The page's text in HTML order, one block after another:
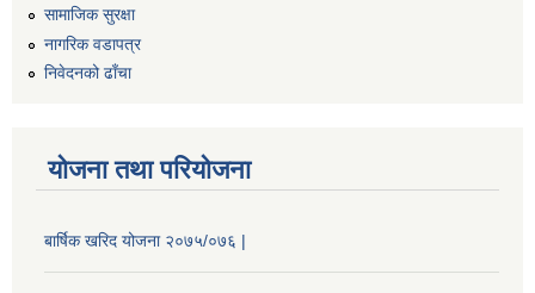
सामाजिक सुरक्षा
नागरिक वडापत्र
निवेदनको ढाँचा
योजना तथा परियोजना
बार्षिक खरिद योजना २०७५/०७६ |